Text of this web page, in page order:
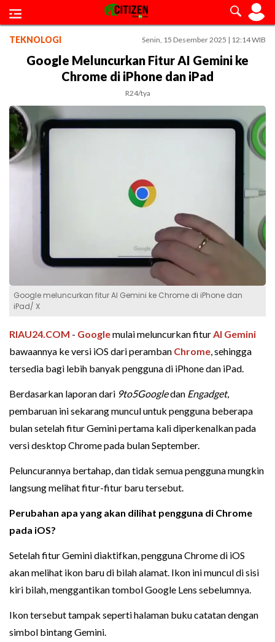
TEKNOLOGI Senin, 15 Desember 2025 | 12:14 WIB
Google Meluncurkan Fitur AI Gemini ke
Chrome di iPhone dan iPad
R24/tya
Google meluncurkan fitur AI Gemini ke Chrome di iPhone dan
iPad/ X
RIAU24.COM - Googlemulai meluncurkan fitur AI Gemini
bawaannya ke versi iOS dari peramban Chrome , sehingga
tersedia bagi lebih banyak pengguna di iPhone dan iPad.
Berdasarkan laporan dari 9to5Googledan Engadget,
pembaruan ini sekarang muncul untuk pengguna beberapa
bulan setelah fitur Gemini pertama kali diperkenalkan pada
versi desktop Chrome pada bulan September.
Peluncurannya bertahap, dan tidak semua pengguna mungkin
langsung melihat fitur-fitur baru tersebut.
Perubahan apa yang akan dilihat pengguna di Chrome
pada iOS?
Setelah fitur Gemini diaktifkan, pengguna Chrome di iOS
akan melihat ikon baru di bilah alamat. Ikon ini muncul di sisi
kiri bilah, menggantikan tombol Google Lens sebelumnya.
Ikon tersebut tampak seperti halaman buku catatan dengan
simbol bintang Gemini.